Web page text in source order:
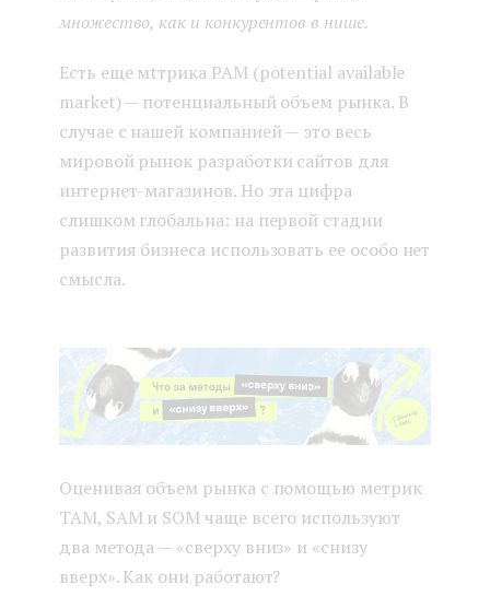
множество, как и конкурентов в нише.
Есть еще мtтрика PAM (potential available
market) — потенциальный объем рынка. В
случае с нашей компанией — это весь
мировой рынок разработки сайтов для
интернет-магазинов. Но эта цифра
слишком глобальна: на первой стадии
развития бизнеса использовать ее особо нет
смысла.
Оценивая объем рынка с помощью метрик
TAM, SAM и SOM чаще всего используют
два метода — «сверху вниз» и «снизу
вверх». Как они работают?